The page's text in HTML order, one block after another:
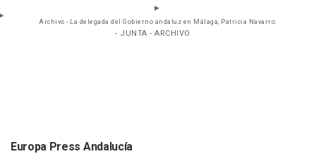
Archivo - La delegada del Gobierno andaluz en Málaga, Patricia Navarro.
- JUNTA - ARCHIVO
Europa Press Andalucía